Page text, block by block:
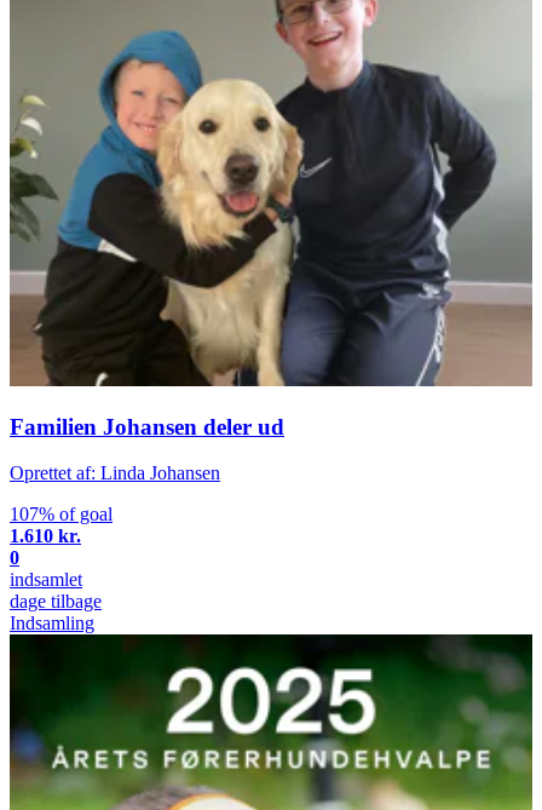
Familien Johansen deler ud
Oprettet af: Linda Johansen
107% of goal
1.610 kr.
0
indsamlet
dage tilbage
Indsamling